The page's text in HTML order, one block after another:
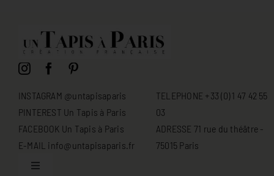
INSTAGRAM @untapisaparis
PINTEREST Un Tapis à Paris
FACEBOOK Un Tapis à Paris
E-MAIL info@untapisaparis.fr
TELEPHONE +33 (0) 1 47 42 55
03
ADRESSE 71 rue du théâtre -
75015 Paris
Toggle